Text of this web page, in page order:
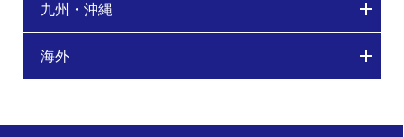
九州・沖縄
海外